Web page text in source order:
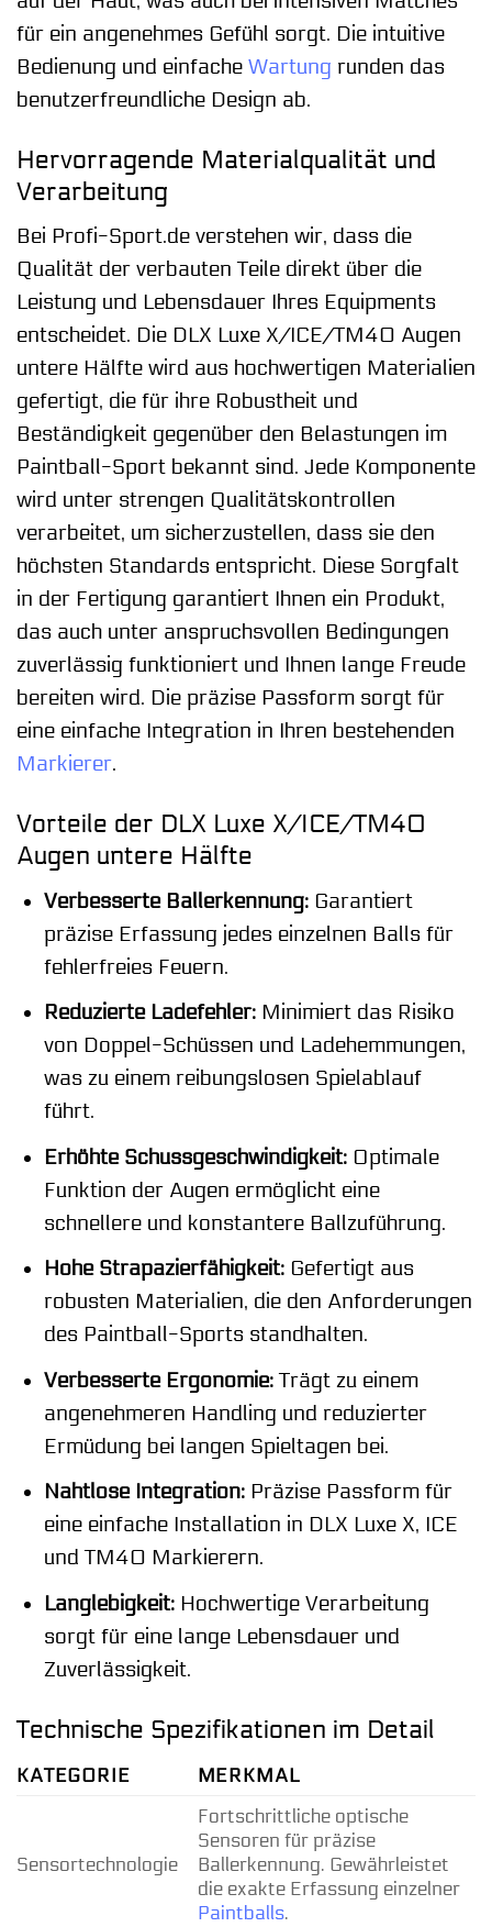
für ein angenehmes Gefühl sorgt. Die intuitive
Bedienung und einfache Wartung runden das
benutzerfreundliche Design ab.
Hervorragende Materialqualität und
Verarbeitung
Bei Profi-Sport.de verstehen wir, dass die
Qualität der verbauten Teile direkt über die
Leistung und Lebensdauer Ihres Equipments
entscheidet. Die DLX Luxe X/ICE/TM40 Augen
untere Hälfte wird aus hochwertigen Materialien
gefertigt, die für ihre Robustheit und
Beständigkeit gegenüber den Belastungen im
Paintball-Sport bekannt sind. Jede Komponente
wird unter strengen Qualitätskontrollen
verarbeitet, um sicherzustellen, dass sie den
höchsten Standards entspricht. Diese Sorgfalt
in der Fertigung garantiert Ihnen ein Produkt,
das auch unter anspruchsvollen Bedingungen
zuverlässig funktioniert und Ihnen lange Freude
bereiten wird. Die präzise Passform sorgt für
eine einfache Integration in Ihren bestehenden
Markierer.
Vorteile der DLX Luxe X/ICE/TM40
Augen untere Hälfte
Verbesserte Ballerkennung:Garantiert
präzise Erfassung jedes einzelnen Balls für
fehlerfreies Feuern.
Reduzierte Ladefehler:Minimiert das Risiko
von Doppel-Schüssen und Ladehemmungen,
was zu einem reibungslosen Spielablauf
führt.
Erhöhte Schussgeschwindigkeit:Optimale
Funktion der Augen ermöglicht eine
schnellere und konstantere Ballzuführung.
Hohe Strapazierfähigkeit:Gefertigt aus
robusten Materialien, die den Anforderungen
des Paintball-Sports standhalten.
Verbesserte Ergonomie:Trägt zu einem
angenehmeren Handling und reduzierter
Ermüdung bei langen Spieltagen bei.
Nahtlose Integration:Präzise Passform für
eine einfache Installation in DLX Luxe X, ICE
und TM40 Markierern.
Langlebigkeit:Hochwertige Verarbeitung
sorgt für eine lange Lebensdauer und
Zuverlässigkeit.
Technische Spezifikationen im Detail
KATEGORIE MERKMAL
Sensortechnologie
Fortschrittliche optische
Sensoren für präzise
Ballerkennung. Gewährleistet
die exakte Erfassung einzelner
Paintballs.